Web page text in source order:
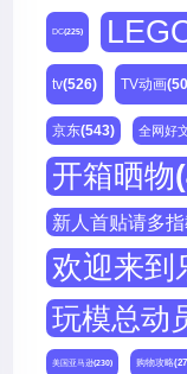
DC(225)
tv(526) TV动画
京东(543) 全网好
开箱晒物
新人首贴请多
欢迎来到
玩模总动
美国亚马逊(230) 购物攻略